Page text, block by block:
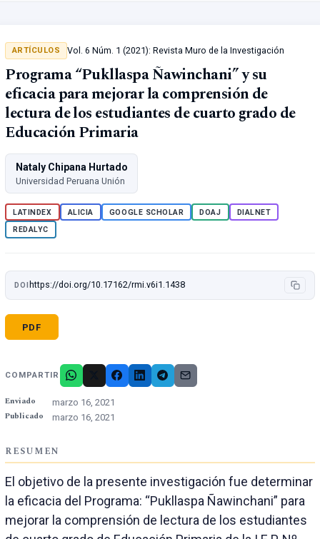
ARTÍCULOS Vol. 6 Núm. 1 (2021): Revista Muro de la Investigación
Programa “Pukllaspa Ñawinchani” y su
eficacia para mejorar la comprensión de
lectura de los estudiantes de cuarto grado de
Educación Primaria
Nataly Chipana Hurtado
Universidad Peruana Unión
LATINDEX ALICIA GOOGLE SCHOLAR DOAJ
DIALNET
REDALYC
DOI https://doi.org/10.17162/rmi.v6i1.1438
PDF
COMPARTIR
Enviado marzo 16, 2021
Publicado marzo 16, 2021
RESUMEN
El objetivo de la presente investigación fue determinar
la eficacia del Programa: “Pukllaspa Ñawinchani” para
mejorar la comprensión de lectura de los estudiantes